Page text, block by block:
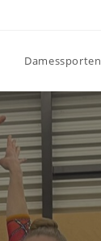
Damessporten